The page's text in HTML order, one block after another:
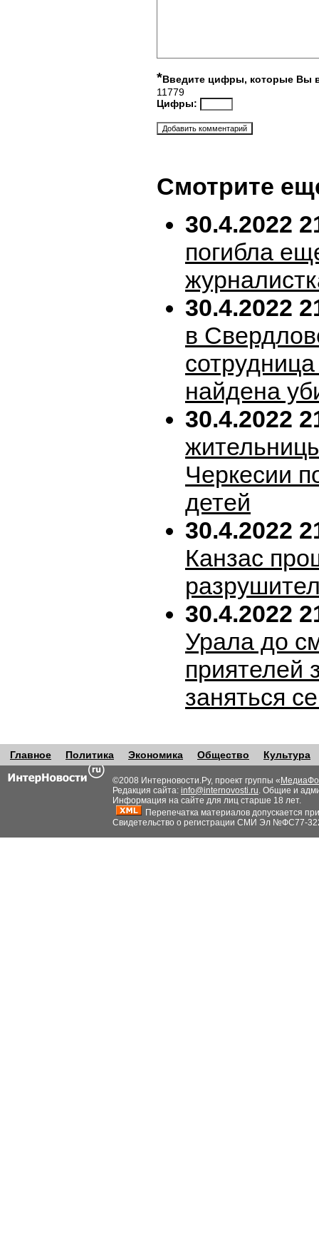
*Введите цифры, которые Вы
11779
Цифры:
Смотрите
30.4.2022
погибла
30.4.2022
в
найдена
30.4.2022
Черкесии
детей
30.4.2022
Канзас
30.4.2022
Урала до
приятелей
заняться
Главное Политика Экономика Общество Культура
©2008 Интерновости.Ру, проект группы «
Редакция сайта: info@internovosti.ru. Общие и
Информация на сайте для лиц старше 18 лет.
Перепечатка материалов допускается
Свидетельство о регистрации СМИ Эл №ФС77-